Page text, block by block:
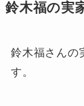
鈴木福の実
鈴木福さんの
す。